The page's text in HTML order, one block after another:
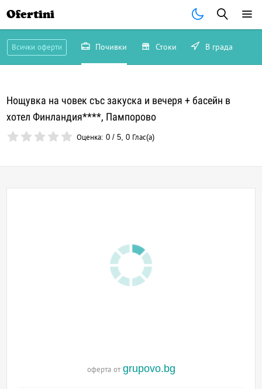
Ofertini
Всички оферти Почивки Стоки В града
Нощувка на човек със закуска и вечеря + басейн в
хотел Финландия****, Пампорово
Оценка:0 /5,0 Глас(а)
оферта от grupovo.bg